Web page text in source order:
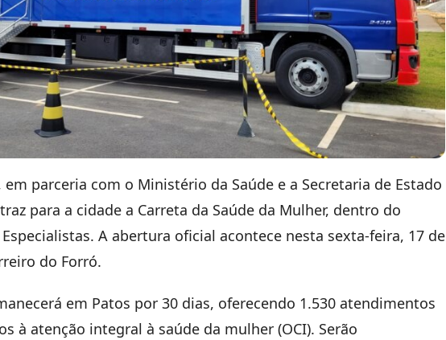
parceria com o Ministério da Saúde e a Secretaria de Estado
para a cidade a Carreta da Saúde da Mulher, dentro do
A abertura oficial acontece nesta sexta-feira, 17 de
do Forró.
em Patos por 30 dias, oferecendo 1.530 atendimentos
à atenção integral à saúde da mulher (OCI). Serão